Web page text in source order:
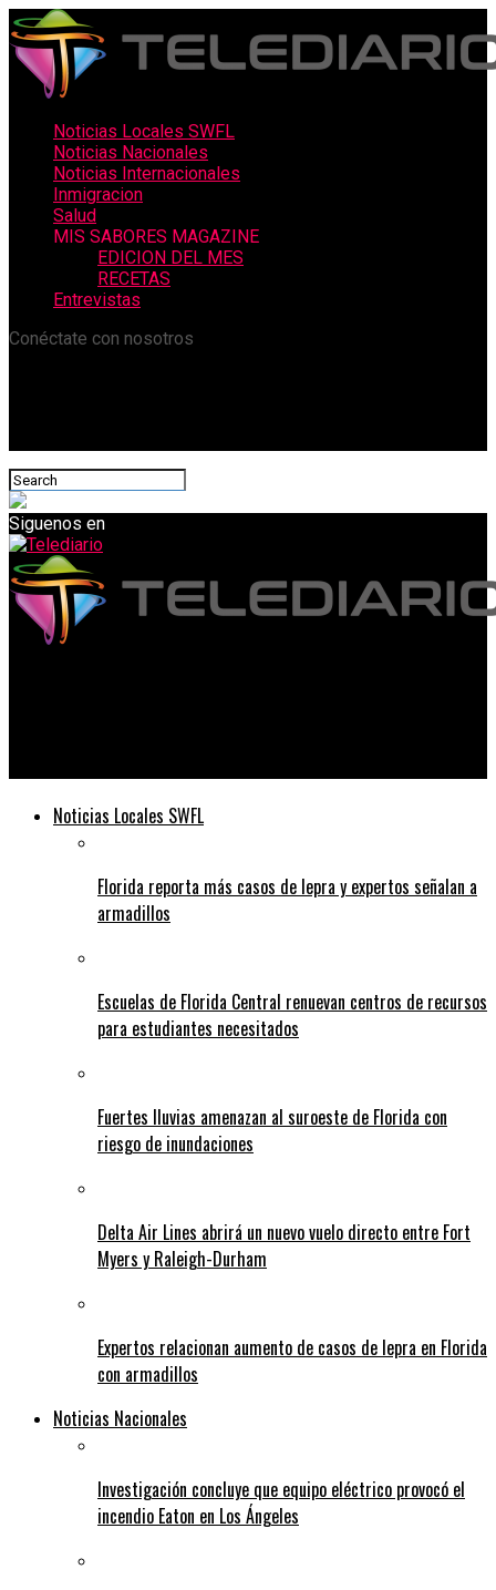
Noticias Locales SWFL
Noticias Nacionales
Noticias Internacionales
Inmigracion
Salud
MIS SABORES MAGAZINE
EDICION DEL MES
RECETAS
Entrevistas
Conéctate con nosotros
Siguenos en
Noticias Locales SWFL
Florida reporta más casos de lepra y expertos señalan a
armadillos
Escuelas de Florida Central renuevan centros de recursos
para estudiantes necesitados
Fuertes lluvias amenazan al suroeste de Florida con
riesgo de inundaciones
Delta Air Lines abrirá un nuevo vuelo directo entre Fort
Myers y Raleigh-Durham
Expertos relacionan aumento de casos de lepra en Florida
con armadillos
Noticias Nacionales
Investigación concluye que equipo eléctrico provocó el
incendio Eaton en Los Ángeles